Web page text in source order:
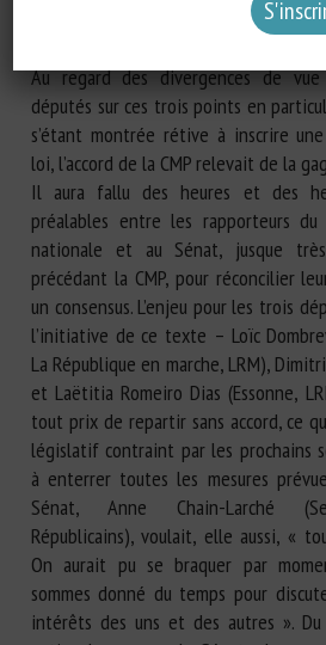
Au regard des divergences de
députés sur ces trois points en
s’étant montrée rétive à inscrire
loi, l’accord de la CMP relevait de la
Il aura fallu des heures et des
préalables entre les rapporteurs du
nationale et au Sénat, jusque
précédant la CMP, pour réconcilier
un consensus. L’enjeu pour les trois
l’initiative de ce texte – Loïc
La République en marche, LRM),
et Laëtitia Romeiro Dias (Essonne,
tout prix de repartir sans accord, ce
législatif contraint par les prochains
à enterrer toutes les mesures
Sénat, Anne Chain-Larché
Républicains), voulait, elle aussi, «
On aurait pu se braquer par
sommes donné du temps pour
intérêts des uns et des autres ». Du